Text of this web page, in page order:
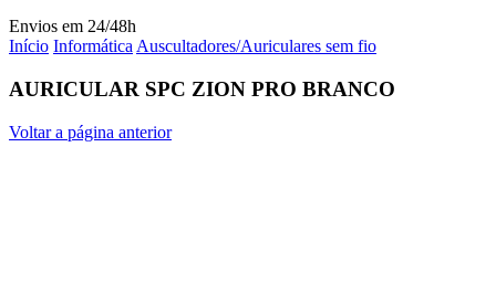
Envios em 24/48h
Início Informática Auscultadores/Auriculares sem fio
AURICULAR SPC ZION PRO BRANCO
Voltar a página anterior